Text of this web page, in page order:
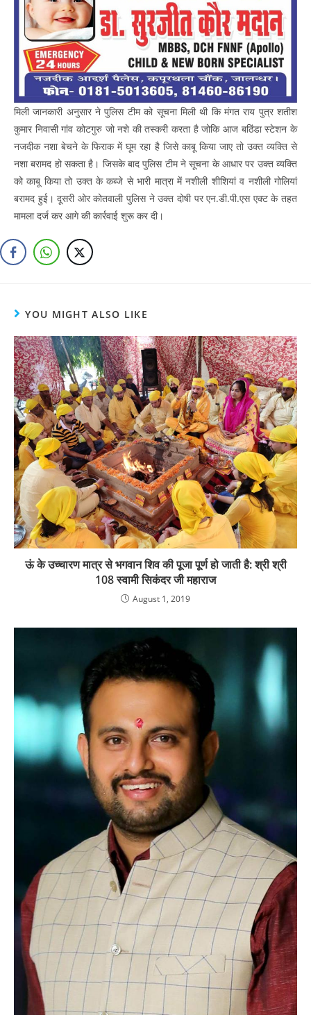
मिली जानकारी अनुसार ने पुलिस टीम को सूचना मिली थी कि मंगत राय पुत्र शतीश
कुमार निवासी गांव कोटगुरु जो नशे की तस्करी करता है जोकि आज बठिंडा स्टेशन के
नजदीक नशा बेचने के फिराक में घूम रहा है जिसे काबू किया जाए तो उक्त व्यक्ति से
नशा बरामद हो सकता है। जिसके बाद पुलिस टीम ने सूचना के आधार पर उक्त व्यक्ति
को काबू किया तो उक्त के कब्जे से भारी मात्रा में नशीली शीशियां व नशीली गोलियां
बरामद हुई। दूसरी ओर कोतवाली पुलिस ने उक्त दोषी पर एन.डी.पी.एस एक्ट के तहत
मामला दर्ज कर आगे की कार्रवाई शुरू कर दी।
YOU MIGHT ALSO LIKE
ऊं के उच्चारण मात्र से भगवान शिव की पूजा पूर्ण हो जाती है: श्री श्री
108 स्वामी सिकंदर जी महाराज
August 1, 2019